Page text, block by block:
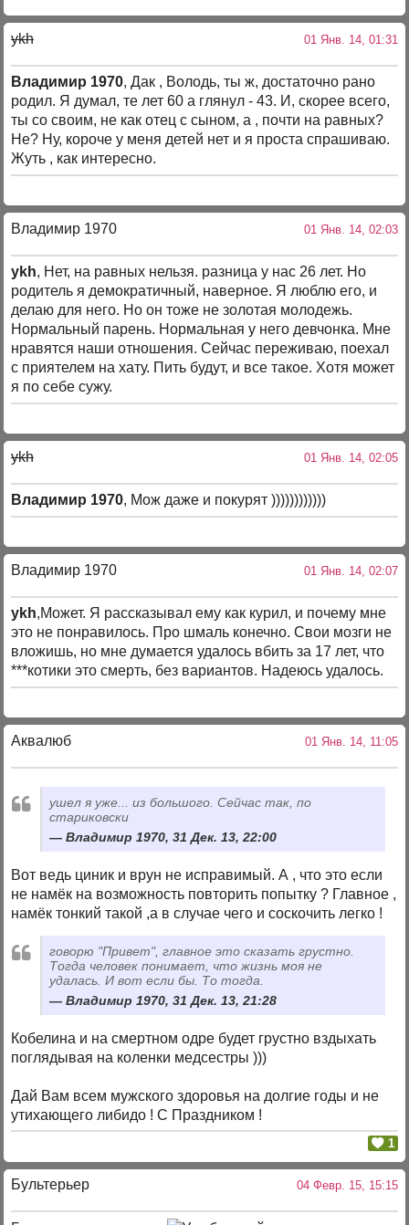
ykh 01 Янв. 14, 01:31
Владимир 1970, Дак , Володь, ты ж, достаточно рано
родил. Я думал, те лет 60 а глянул - 43. И, скорее всего,
ты со своим, не как отец с сыном, а , почти на равных?
Не? Ну, короче у меня детей нет и я проста спрашиваю.
Жуть , как интересно.
Владимир 1970 01 Янв. 14, 02:03
ykh, Нет, на равных нельзя. разница у нас 26 лет. Но
родитель я демократичный, наверное. Я люблю его, и
делаю для него. Но он тоже не золотая молодежь.
Нормальный парень. Нормальная у него девчонка. Мне
нравятся наши отношения. Сейчас переживаю, поехал
с приятелем на хату. Пить будут, и все такое. Хотя может
я по себе сужу.
ykh 01 Янв. 14, 02:05
Владимир 1970, Мож даже и покурят ))))))))))))
Владимир 1970 01 Янв. 14, 02:07
ykh,Может. Я рассказывал ему как курил, и почему мне
это не понравилось. Про шмаль конечно. Свои мозги не
вложишь, но мне думается удалось вбить за 17 лет, что
***котики это смерть, без вариантов. Надеюсь удалось.
Аквалюб 01 Янв. 14, 11:05
ушел я уже... из большого. Сейчас так, по
стариковски
Владимир 1970, 31 Дек. 13, 22:00
Вот ведь циник и врун не исправимый. А , что это если
не намёк на возможность повторить попытку ? Главное ,
намёк тонкий такой ,а в случае чего и соскочить легко !
говорю "Привет", главное это сказать грустно.
Тогда человек понимает, что жизнь моя не
удалась. И вот если бы. То тогда.
Владимир 1970, 31 Дек. 13, 21:28
Кобелина и на смертном одре будет грустно вздыхать
поглядывая на коленки медсестры )))
Дай Вам всем мужского здоровья на долгие годы и не
утихающего либидо ! С Праздником !
1
Бультерьер 04 Февр. 15, 15:15